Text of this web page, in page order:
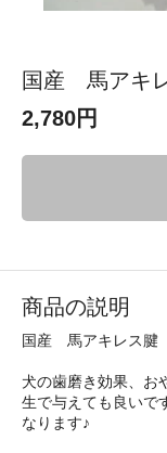
国産 馬アキ
2,780円
商品の説明
国産 馬アキレス腱
犬の歯磨き効果、お
生で与えても良いで
なります♪